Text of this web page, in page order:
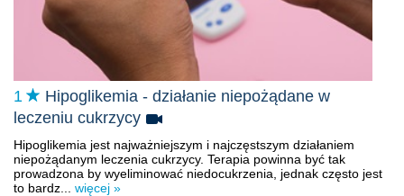
1
Hipoglikemia - działanie niepożądane w
leczeniu cukrzycy
Hipoglikemia jest najważniejszym i najczęstszym działaniem
niepożądanym leczenia cukrzycy. Terapia powinna być tak
prowadzona by wyeliminować niedocukrzenia, jednak często jest
to bardz...
więcej »